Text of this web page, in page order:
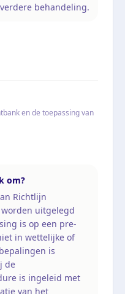
behandeling.
en de toepassing van
om?
Richtlijn
worden uitgelegd
is op een pre-
in wettelijke of
is
de
is ingeleid met
van het